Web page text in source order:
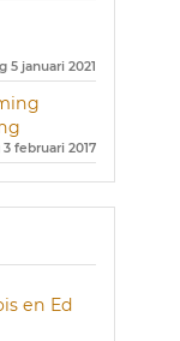
5 januari 2021
februari 2017